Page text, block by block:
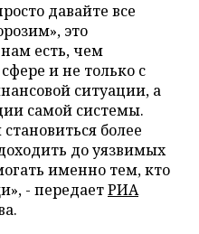
давайте все
это
есть, чем
и не только с
ситуации, а
самой системы.
более
до уязвимых
именно тем, кто
- передаетРИА